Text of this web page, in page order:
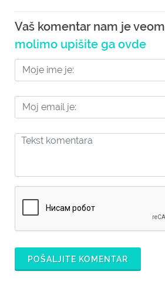
Vaš komentar nam je
molimo upišite ga ovde
POŠALJITE KOMENTAR